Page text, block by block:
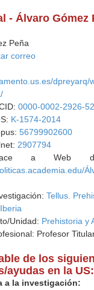
- Álvaro Gómez
Peña
correo
dpreyarq/
0000-0002-2926-
K-1574-2014
56799902600
2907794
a Web de
Tellus.
Unidad: Prehistoria y
Profesor
de los
ayudas en la US:
a la investigación: